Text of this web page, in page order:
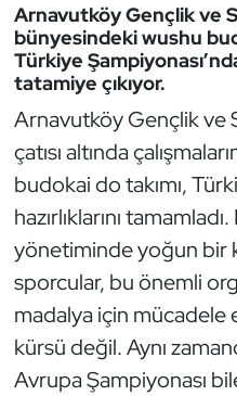
Arnavutköy Gençlik ve
bünyesindeki wushu
Türkiye
tatamiye çıkıyor.
Arnavutköy Gençlik ve
çatısı altında
budokai do takımı,
hazırlıklarını
yönetiminde yoğun bir
sporcular, bu önemli
madalya için mücadele
kürsü değil. Aynı
Avrupa Şampiyonası
E-Spor
Eskrim
Futbol
Futsal
Genel
Golf
Güreş